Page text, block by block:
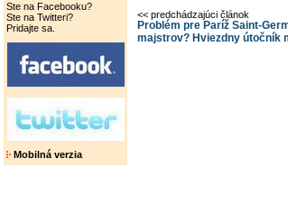
Ste na Facebooku?
Ste na Twitteri?
Pridajte sa.
Mobilná verzia
<< predchádzajúci článok
Problém pre Paríž Saint-
majstrov? Hviezdny útočník